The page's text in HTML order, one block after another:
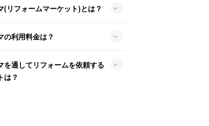
(リフォームマーケット)とは？
の利用料金は？
を通してリフォームを依頼する
は？